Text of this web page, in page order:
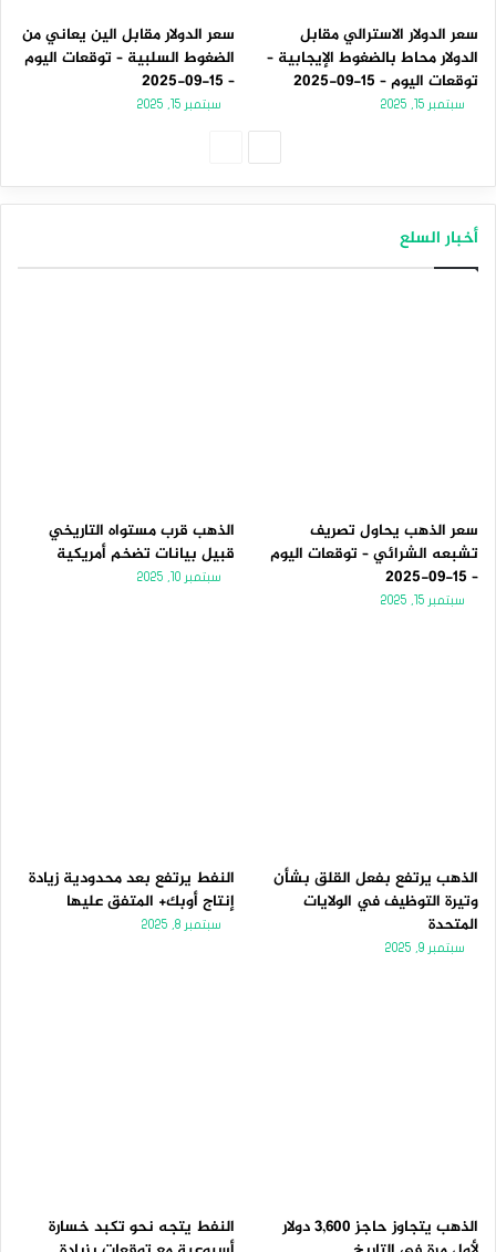
سعر الدولار الاسترالي مقابل
الدولار محاط بالضغوط الإيجابية –
توقعات اليوم – 15-09-2025
سبتمبر 15, 2025
سعر الدولار مقابل الين يعاني من
الضغوط السلبية – توقعات اليوم
– 15-09-2025
سبتمبر 15, 2025
أخبار السلع
سعر الذهب يحاول تصريف
تشبعه الشرائي – توقعات اليوم
– 15-09-2025
سبتمبر 15, 2025
الذهب قرب مستواه التاريخي
قبيل بيانات تضخم أمريكية
سبتمبر 10, 2025
الذهب يرتفع بفعل القلق بشأن
وتيرة التوظيف في الولايات
المتحدة
سبتمبر 9, 2025
النفط يرتفع بعد محدودية زيادة
إنتاج أوبك+ المتفق عليها
سبتمبر 8, 2025
الذهب يتجاوز حاجز 3,600 دولار
النفط يتجه نحو تكبد خسارة